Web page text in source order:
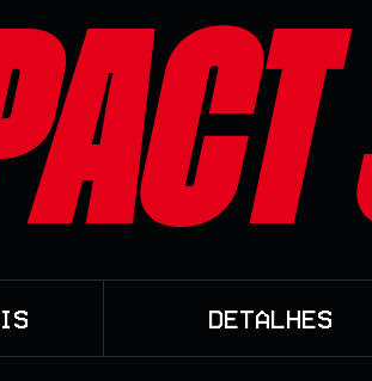
DETALHES